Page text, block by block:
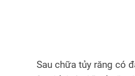
Sau chữa tủy răng có